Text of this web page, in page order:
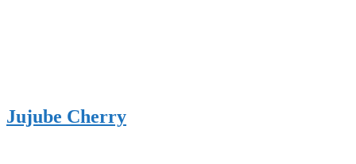
Jujube Cherry